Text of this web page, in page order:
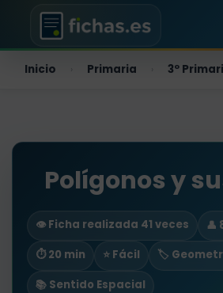
Inicio Primaria 3º
Polígonos y
👁️ Ficha realizada 41 veces
👤
⏱ 20 min
⭐ Fácil
🏷️
📚 Sentido Espacial